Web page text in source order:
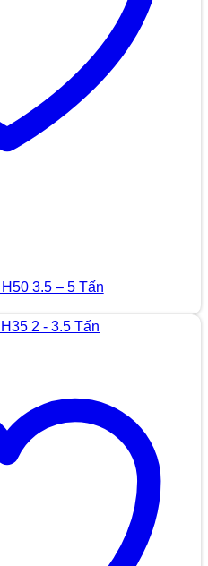
3.5 – 5 Tấn